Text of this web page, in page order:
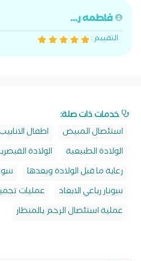
فاطمه ر...
التقييم :
خدمات ذات صلة:
استئصال المبيض
اطفال الانابيب
الولادة الطبيعية
الولادة
رعاية ما قبل الولادة وبعدها
سونار رباعي الابعاد
عمليات
عملية استئصال الرحم بالمنظار